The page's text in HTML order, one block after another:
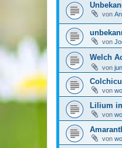
von
von
Welch
von
von
Lilium
von
von